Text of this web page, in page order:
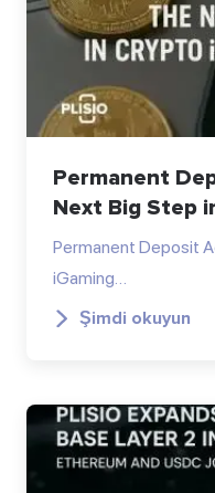
Permanent
Next Big Step
Permanent Deposit
iGaming…
Şimdi okuyun